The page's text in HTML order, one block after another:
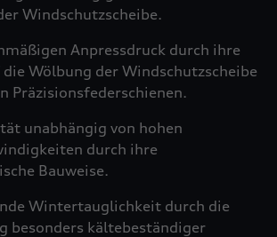
Windschutzscheibe.
Anpressdruck durch ihre
Wölbung der Windschutzscheibe
Präzisionsfederschienen.
unabhängig von hohen
durch ihre
Bauweise.
Wintertauglichkeit durch die
besonders kältebeständiger